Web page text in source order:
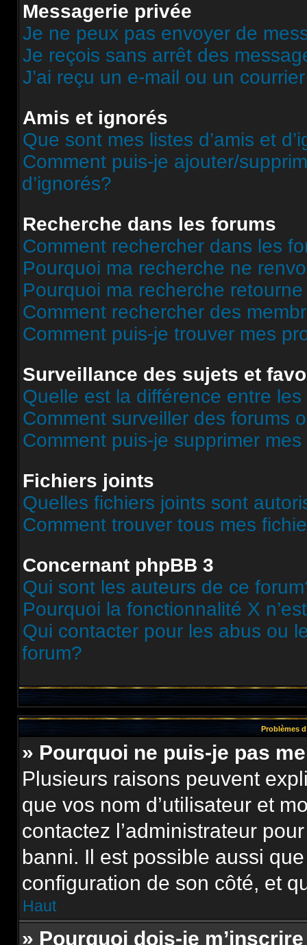
Messagerie privée
Je ne peux pas envoyer de
Je reçois sans arrêt des
J’ai reçu un e-mail ou un
Amis et ignorés
Que sont mes listes d’amis et
Comment puis-je ajouter/
d’ignorés?
Recherche dans les forums
Comment rechercher dans les
Pourquoi ma recherche ne
Pourquoi ma recherche
Comment rechercher des
Comment puis-je trouver mes
Surveillance des sujets et
Quelle est la différence entre
Comment surveiller des forums
Comment puis-je supprimer
Fichiers joints
Quelles fichiers joints sont
Comment trouver tous mes
Concernant phpBB 3
Qui sont les auteurs de ce
Pourquoi la fonctionnalité X
Qui contacter pour les abus ou
forum?
Problèmes
» Pourquoi ne puis-je pas
Plusieurs raisons peuvent
que vos nom d’utilisateur et
contactez l’administrateur
banni. Il est possible aussi
configuration de son côté, et
Haut
» Pourquoi dois-je